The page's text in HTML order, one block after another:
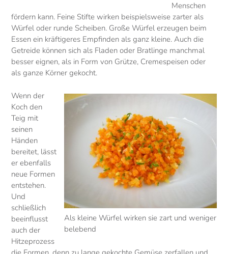
Menschen
fördern kann. Feine Stifte wirken beispielsweise zarter als
Würfel oder runde Scheiben. Große Würfel erzeugen beim
Essen ein kräftigeres Empfinden als ganz kleine. Auch die
Getreide können sich als Fladen oder Bratlinge manchmal
besser eignen, als in Form von Grütze, Cremespeisen oder
als ganze Körner gekocht.
Als kleine Würfel wirken sie zart und weniger
belebend
Wenn der
Koch den
Teig mit
seinen
Händen
bereitet, lässt
er ebenfalls
neue Formen
entstehen.
Und
schließlich
beeinflusst
auch der
Hitzeprozess